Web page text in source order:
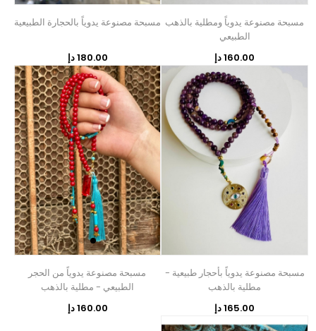
مسبحة مصنوعة يدوياً ومطلية بالذهب
الطبيعي
160.00 دإ
مسبحة مصنوعة يدوياً بالحجارة الطبيعية
180.00 دإ
مسبحة مصنوعة يدوياً بأحجار طبيعية -
مطلية بالذهب
165.00 دإ
مسبحة مصنوعة يدوياً من الحجر
الطبيعي - مطلية بالذهب
160.00 دإ